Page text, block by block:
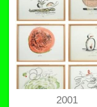
2001